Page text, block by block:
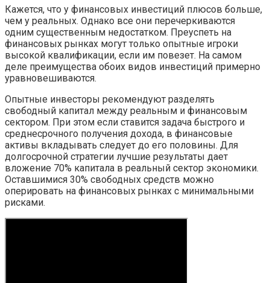
Кажется, что у финансовых инвестиций плюсов больше,
чем у реальных. Однако все они перечеркиваются
одним существенным недостатком. Преуспеть на
финансовых рынках могут только опытные игроки
высокой квалификации, если им повезет. На самом
деле преимущества обоих видов инвестиций примерно
уравновешиваются.
Опытные инвесторы рекомендуют разделять
свободный капитал между реальным и финансовым
сектором. При этом если ставится задача быстрого и
среднесрочного получения дохода, в финансовые
активы вкладывать следует до его половины. Для
долгосрочной стратегии лучшие результаты дает
вложение 70% капитала в реальный сектор экономики.
Оставшимися 30% свободных средств можно
оперировать на финансовых рынках с минимальными
рисками.